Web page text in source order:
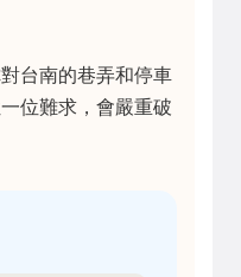
台南的巷弄和停車
位難求，會嚴重破